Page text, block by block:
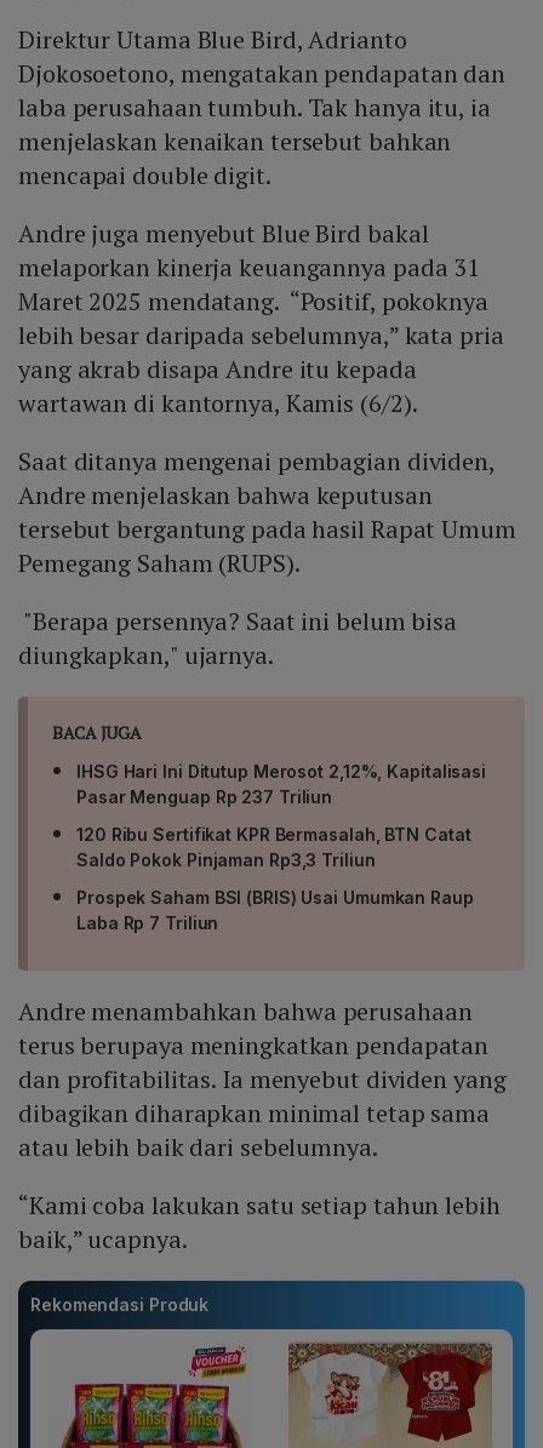
Direktur Utama Blue Bird, Adrianto
Djokosoetono, mengatakan pendapatan dan
laba perusahaan tumbuh. Tak hanya itu, ia
menjelaskan kenaikan tersebut bahkan
mencapai double digit.
Andre juga menyebut Blue Bird bakal
melaporkan kinerja keuangannya pada 31
Maret 2025 mendatang. “Positif, pokoknya
lebih besar daripada sebelumnya,” kata pria
yang akrab disapa Andre itu kepada
wartawan di kantornya, Kamis (6/2).
Saat ditanya mengenai pembagian dividen,
Andre menjelaskan bahwa keputusan
tersebut bergantung pada hasil Rapat Umum
Pemegang Saham (RUPS).
"Berapa persennya? Saat ini belum bisa
diungkapkan," ujarnya.
BACA JUGA
IHSG Hari Ini Ditutup Merosot 2,12%, Kapitalisasi
Pasar Menguap Rp 237 Triliun
120 Ribu Sertifikat KPR Bermasalah, BTN Catat
Saldo Pokok Pinjaman Rp3,3 Triliun
Prospek Saham BSI (BRIS) Usai Umumkan Raup
Laba Rp 7 Triliun
Andre menambahkan bahwa perusahaan
terus berupaya meningkatkan pendapatan
dan profitabilitas. Ia menyebut dividen yang
dibagikan diharapkan minimal tetap sama
atau lebih baik dari sebelumnya.
“Kami coba lakukan satu setiap tahun lebih
baik,” ucapnya.
Rekomendasi Produk